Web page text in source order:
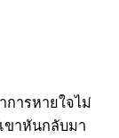
ารหายใจไม่
ขาหันกลับมา